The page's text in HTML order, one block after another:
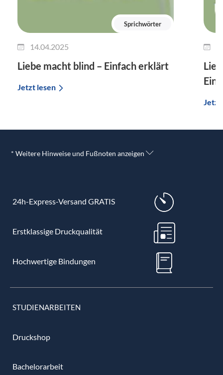
Sprichwörter
14.04.2025
Liebe macht blind – Einfach erklärt
Jetzt lesen
Jetzt
* Weitere Hinweise und Fußnoten anzeigen
24h-Express-Versand GRATIS
Erstklassige Druckqualität
Hochwertige Bindungen
STUDIENARBEITEN
Druckshop
Bachelorarbeit